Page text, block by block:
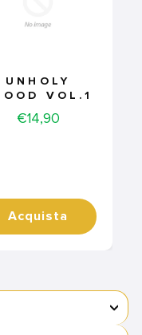
UNHOLY
VOL.1
Price
€14,90
Acquista